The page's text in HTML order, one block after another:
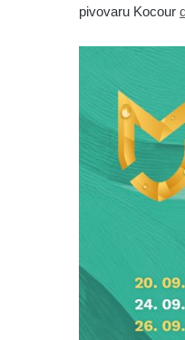
pivovaru Kocour